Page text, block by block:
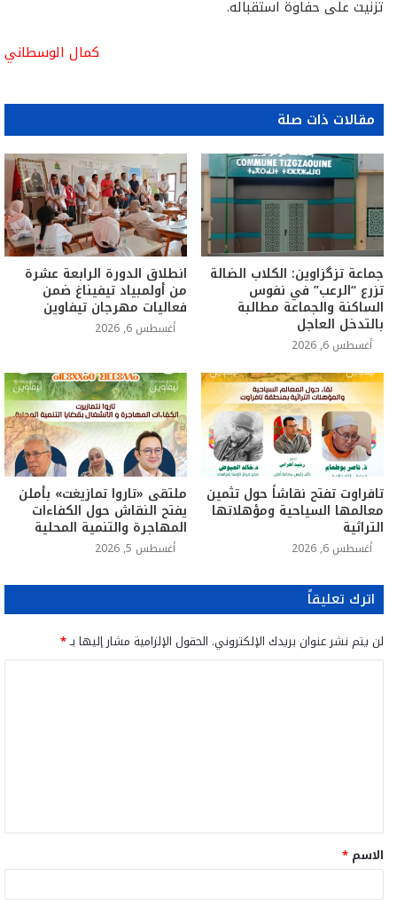
تزنيت على حفاوة استقباله.
كمال الوسطاني
مقالات ذات صلة
جماعة تزگزاوين: الكلاب الضالة
تزرع “الرعب” في نفوس
الساكنة والجماعة مطالبة
بالتدخل العاجل
أغسطس 6, 2026
انطلاق الدورة الرابعة عشرة
من أولمبياد تيفيناغ ضمن
فعاليات مهرجان تيفاوين
أغسطس 6, 2026
تافراوت تفتح نقاشاً حول تثمين
معالمها السياحية ومؤهلاتها
التراثية
أغسطس 6, 2026
ملتقى «تاروا تمازيغت» بأملن
يفتح النقاش حول الكفاءات
المهاجرة والتنمية المحلية
أغسطس 5, 2026
اترك تعليقاً
لن يتم نشر عنوان بريدك الإلكتروني. الحقول الإلزامية مشار إليها بـ*
ق
*
الاسم *